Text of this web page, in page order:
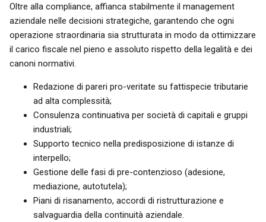
Oltre alla compliance, affianca stabilmente il management
aziendale nelle decisioni strategiche, garantendo che ogni
operazione straordinaria sia strutturata in modo da ottimizzare
il carico fiscale nel pieno e assoluto rispetto della legalità e dei
canoni normativi.
Redazione di pareri pro-veritate su fattispecie tributarie
ad alta complessità;
Consulenza continuativa per società di capitali e gruppi
industriali;
Supporto tecnico nella predisposizione di istanze di
interpello;
Gestione delle fasi di pre-contenzioso (adesione,
mediazione, autotutela);
Piani di risanamento, accordi di ristrutturazione e
salvaguardia della continuità aziendale.